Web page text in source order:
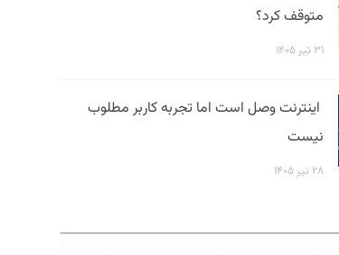
متوقف کرد؟
۳۱ تیر ۱۴۰۵
اینترنت وصل است اما تجربه کاربر مطلوب
نیست
۲۸ تیر ۱۴۰۵